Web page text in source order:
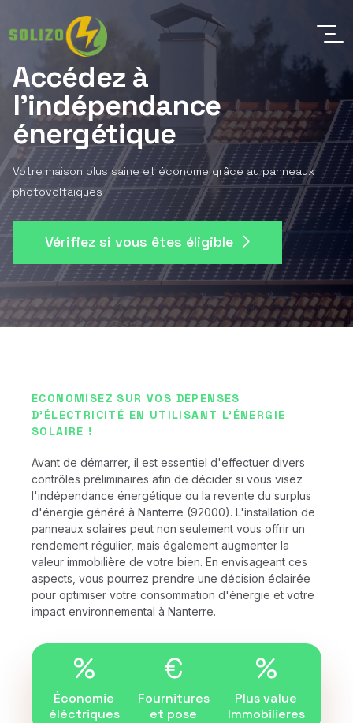
Accédez à
l'indépendance
énergétique
Votre maison plus saine et économe grâce au panneaux
photovoltaiques
Vérifiez si vous êtes éligible
ECONOMISEZ SUR VOS DÉPENSES
D'ÉLECTRICITÉ EN UTILISANT L'ÉNERGIE
SOLAIRE !
Avant de démarrer, il est essentiel d'effectuer divers
contrôles préliminaires afin de décider si vous visez
l'indépendance énergétique ou la revente du surplus
d'énergie généré à Nanterre (92000). L'installation de
panneaux solaires peut non seulement vous offrir un
rendement régulier, mais également augmenter la
valeur immobilière de votre bien. En envisageant ces
aspects, vous pourrez prendre une décision éclairée
pour optimiser votre consommation d'énergie et votre
impact environnemental à Nanterre.
%
Économie
éléctriques
€
Fournitures
et pose
%
Plus value
Immobilieres